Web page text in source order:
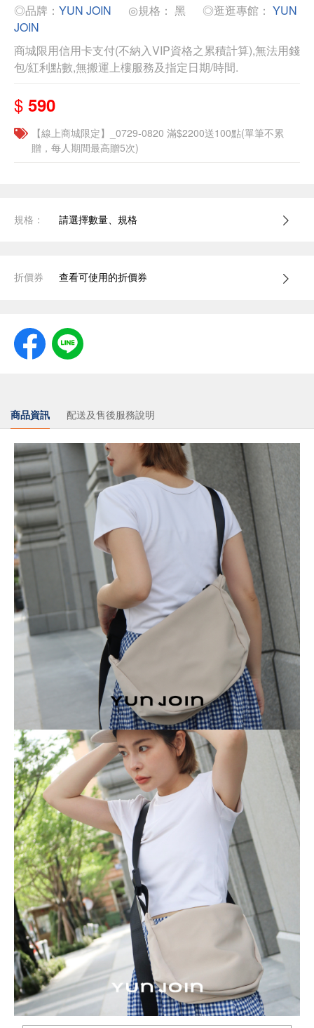
◎品牌： YUN JOIN ◎規格： 黑 ◎逛逛專館： YUN
JOIN
商城限用信用卡支付(不納入VIP資格之累積計算),無法用錢
包/紅利點數,無搬運上樓服務及指定日期/時間.
$ 590
【線上商城限定】_0729-0820 滿$2200送100點(單筆不累
贈，每人期間最高贈5次)
規格： 請選擇數量、規格
折價券 查看可使用的折價券
商品資訊 配送及售後服務說明